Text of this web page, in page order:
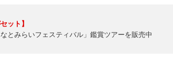
ット】
とみらいフェスティバル」鑑賞ツアーを販売中